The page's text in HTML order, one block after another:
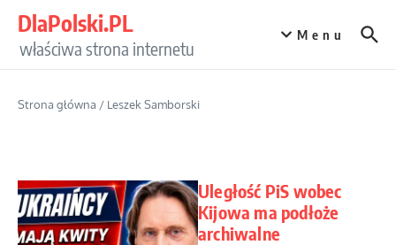
DlaPolski.PL
właściwa strona internetu
Menu
Strona główna / Leszek Samborski
Uległość PiS wobec
Kijowa ma podłoże
archiwalne